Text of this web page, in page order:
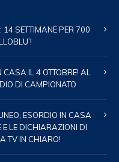
14 SETTIMANE PER 700
IL 4 OTTOBRE! AL
DI CAMPIONATO
ESORDIO IN CASA
E LE DICHIARAZIONI DI
TV IN CHIARO!